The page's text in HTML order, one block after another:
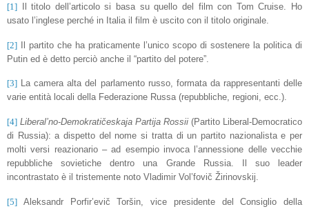
[1] Il titolo dell’articolo si basa su quello del film con Tom Cruise. Ho
usato l’inglese perché in Italia il film è uscito con il titolo originale.
[2] Il partito che ha praticamente l’unico scopo di sostenere la politica di
Putin ed è detto perciò anche il “partito del potere”.
[3] La camera alta del parlamento russo, formata da rappresentanti delle
varie entità locali della Federazione Russa (repubbliche, regioni, ecc.).
[4] Liberal’no-Demokratičeskaja Partija Rossii (Partito Liberal-Democratico
di Russia): a dispetto del nome si tratta di un partito nazionalista e per
molti versi reazionario – ad esempio invoca l’annessione delle vecchie
repubbliche sovietiche dentro una Grande Russia. Il suo leader
incontrastato è il tristemente noto Vladimir Vol’fovič Žirinovskij.
[5] Aleksandr Porfir’evič Toršin, vice presidente del Consiglio della